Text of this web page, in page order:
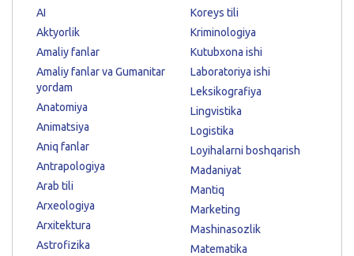
AI
Aktyorlik
Amaliy fanlar
Amaliy fanlar va Gumanitar
yordam
Anatomiya
Animatsiya
Aniq fanlar
Antrapologiya
Arab tili
Arxeologiya
Arxitektura
Astrofizika
Koreys tili
Kriminologiya
Kutubxona ishi
Laboratoriya ishi
Leksikografiya
Lingvistika
Logistika
Loyihalarni boshqarish
Madaniyat
Mantiq
Marketing
Mashinasozlik
Matematika